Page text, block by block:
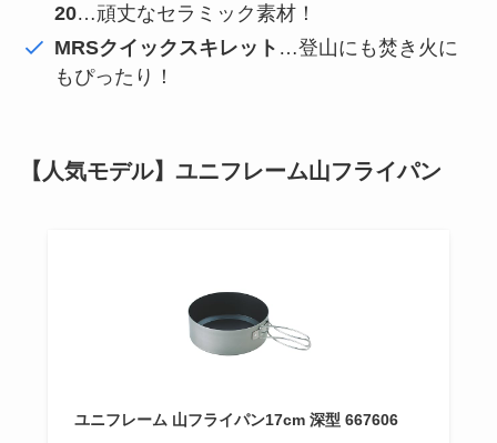
20…頑丈なセラミック素材！
MRSクイックスキレット …登山にも焚き火に
もぴったり！
【人気モデル】ユニフレーム山フライパン
ユニフレーム 山フライパン17cm 深型 667606